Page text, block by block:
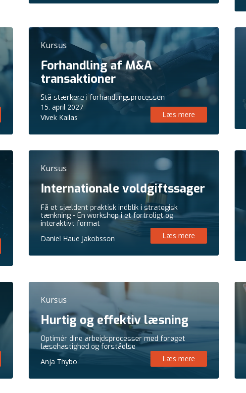
Kursus
Forhandling af M&A
transaktioner
Stå stærkere i forhandlingsprocessen
15. april 2027
Vivek Kailas
Læs mere
Kursus
Internationale voldgiftssager
Få et sjældent praktisk indblik i strategisk
tænkning - En workshop i et fortroligt og
interaktivt format
Daniel Haue Jakobsson
Læs mere
Kursus
Hurtig og effektiv læsning
Optimér dine arbejdsprocesser med forøget
læsehastighed og forståelse
Anja Thybo
Læs mere